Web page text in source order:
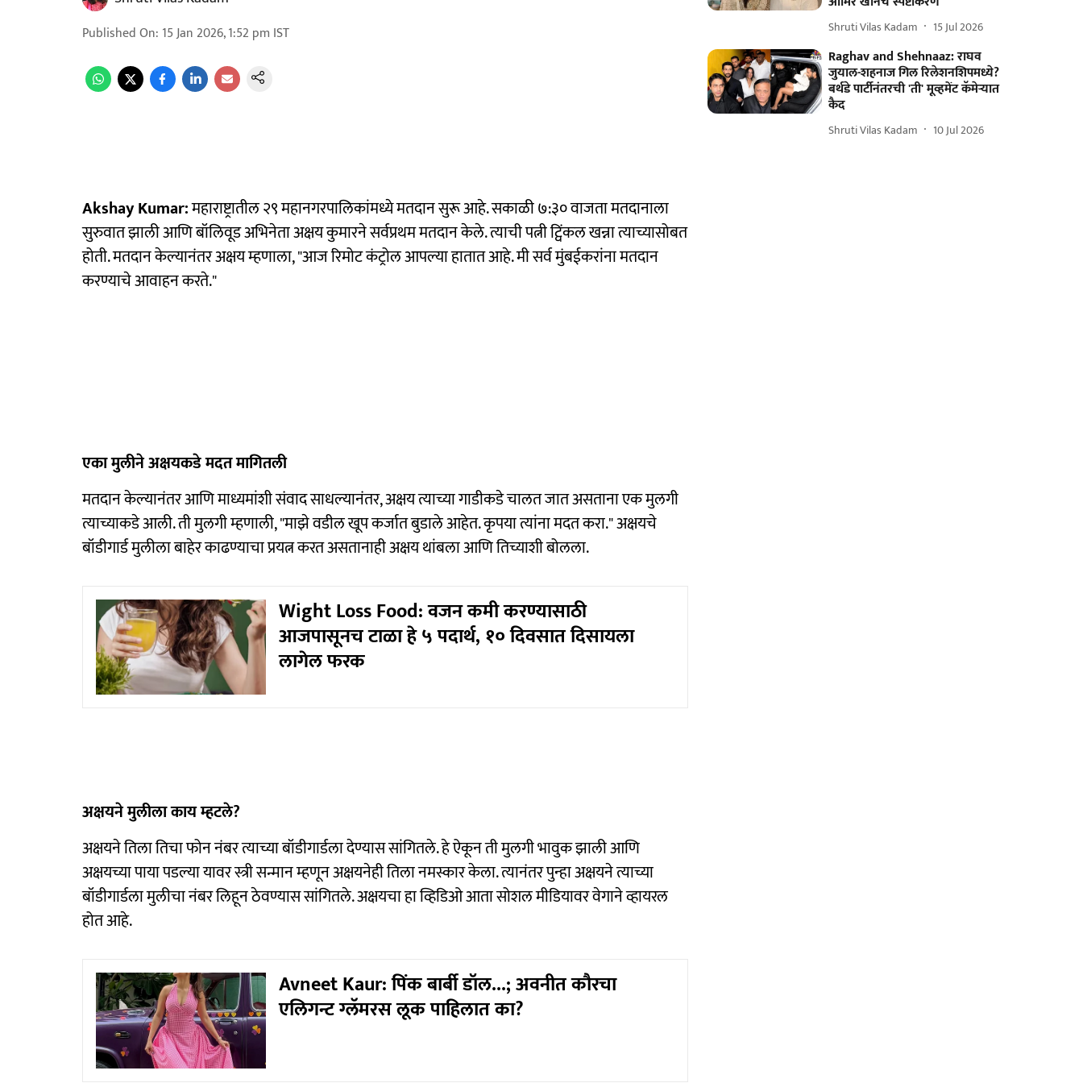
Published On: 15 Jan 2026, 1:52 pm IST
Akshay Kumar:महाराष्ट्रातील २९ महानगरपालिकांमध्ये मतदान सुरू आहे. सकाळी ७:३० वाजता मतदानाला
सुरुवात झाली आणि बॉलिवूड अभिनेता अक्षय कुमारने सर्वप्रथम मतदान केले. त्याची पत्नी ट्विंकल खन्ना त्याच्यासोबत
होती. मतदान केल्यानंतर अक्षय म्हणाला, "आज रिमोट कंट्रोल आपल्या हातात आहे. मी सर्व मुंबईकरांना मतदान
करण्याचे आवाहन करते."
एका मुलीने अक्षयकडे मदत मागितली
मतदान केल्यानंतर आणि माध्यमांशी संवाद साधल्यानंतर, अक्षय त्याच्या गाडीकडे चालत जात असताना एक मुलगी
त्याच्याकडे आली. ती मुलगी म्हणाली, "माझे वडील खूप कर्जात बुडाले आहेत. कृपया त्यांना मदत करा." अक्षयचे
बॉडीगार्ड मुलीला बाहेर काढण्याचा प्रयत्न करत असतानाही अक्षय थांबला आणि तिच्याशी बोलला.
Wight Loss Food: वजन कमी करण्यासाठी
आजपासूनच टाळा हे ५ पदार्थ, १० दिवसात दिसायला
लागेल फरक
अक्षयने मुलीला काय म्हटले?
अक्षयने तिला तिचा फोन नंबर त्याच्या बॉडीगार्डला देण्यास सांगितले. हे ऐकून ती मुलगी भावुक झाली आणि
अक्षयच्या पाया पडल्या यावर स्त्री सन्मान म्हणून अक्षयनेही तिला नमस्कार केला. त्यानंतर पुन्हा अक्षयने त्याच्या
बॉडीगार्डला मुलीचा नंबर लिहून ठेवण्यास सांगितले. अक्षयचा हा व्हिडिओ आता सोशल मीडियावर वेगाने व्हायरल
होत आहे.
Avneet Kaur: पिंक बार्बी डॉल...; अवनीत कौरचा
एलिगन्ट ग्लॅमरस लूक पाहिलात का?
Shruti Vilas Kadam 15 Jul 2026
Raghav and Shehnaaz: राघव
जुयाल-शहनाज गिल रिलेशनशिपमध्ये?
बर्थडे पार्टीनंतरची 'ती' मूव्हमेंट कॅमेऱ्यात
कैद
Shruti Vilas Kadam 10 Jul 2026